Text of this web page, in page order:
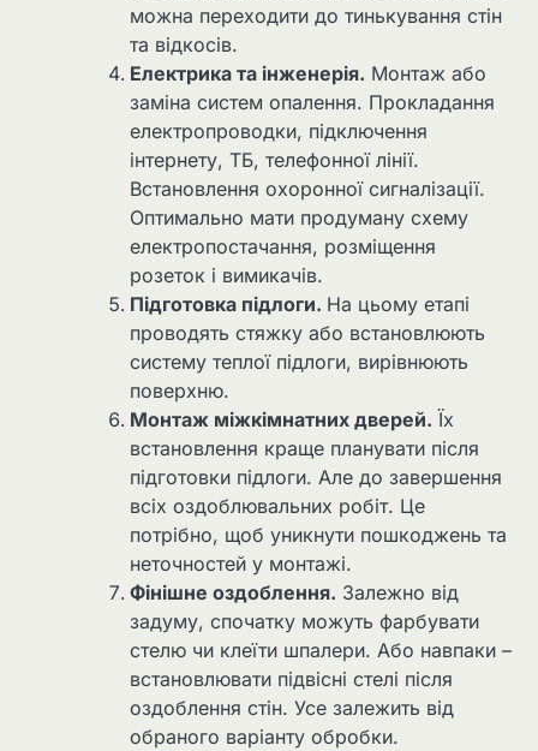
можна переходити до тинькування стін
та відкосів.
Електрика та інженерія. Монтаж або
заміна систем опалення. Прокладання
електропроводки, підключення
інтернету, ТБ, телефонної лінії.
Встановлення охоронної сигналізації.
Оптимально мати продуману схему
електропостачання, розміщення
розеток і вимикачів.
Підготовка підлоги. На цьому етапі
проводять стяжку або встановлюють
систему теплої підлоги, вирівнюють
поверхню.
Монтаж міжкімнатних дверей. Їх
встановлення краще планувати після
підготовки підлоги. Але до завершення
всіх оздоблювальних робіт. Це
потрібно, щоб уникнути пошкоджень та
неточностей у монтажі.
Фінішне оздоблення. Залежно від
задуму, спочатку можуть фарбувати
стелю чи клеїти шпалери. Або навпаки –
встановлювати підвісні стелі після
оздоблення стін. Усе залежить від
обраного варіанту обробки.